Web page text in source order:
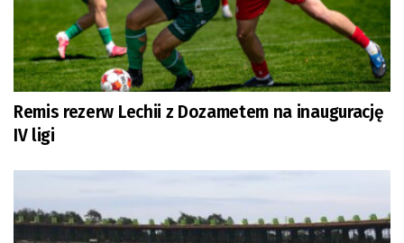
Remis rezerw Lechii z Dozametem na inaugurację
IV ligi